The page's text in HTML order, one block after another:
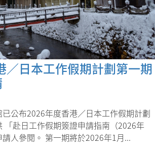
／日本工作假期計劃第一期
公布2026年度香港／日本工作假期計劃
「赴日工作假期簽證申請指南（2026年
人參閱。 第一期將於2026年1月...